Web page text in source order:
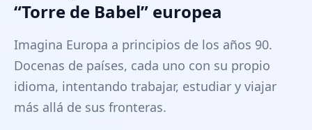
“Torre de Babel” europea
Imagina Europa a principios de los años 90.
Docenas de países, cada uno con su propio
idioma, intentando trabajar, estudiar y viajar
más allá de sus fronteras.